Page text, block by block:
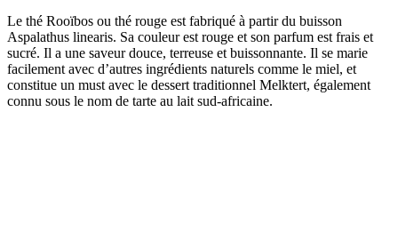
Le thé Rooïbos ou thé rouge est fabriqué à partir du buisson
Aspalathus linearis. Sa couleur est rouge et son parfum est frais et
sucré. Il a une saveur douce, terreuse et buissonnante. Il se marie
facilement avec d’autres ingrédients naturels comme le miel, et
constitue un must avec le dessert traditionnel Melktert, également
connu sous le nom de tarte au lait sud-africaine.